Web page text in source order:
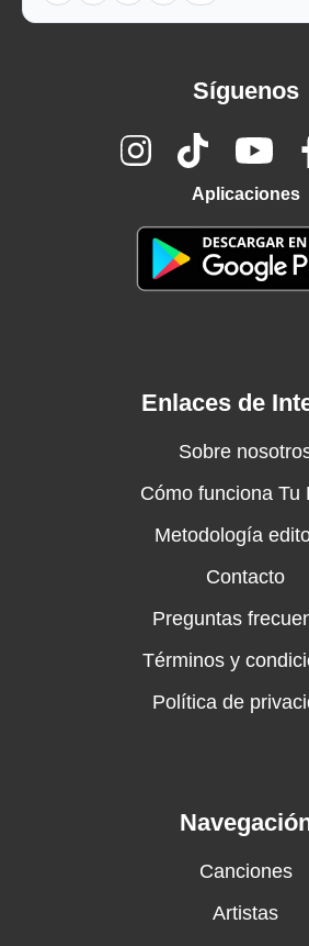
Síguenos
Aplicaciones
Enlaces de
Sobre
Cómo funciona Tu
Metodología
Contacto
Preguntas
Términos y
Política de
Canciones
Artistas